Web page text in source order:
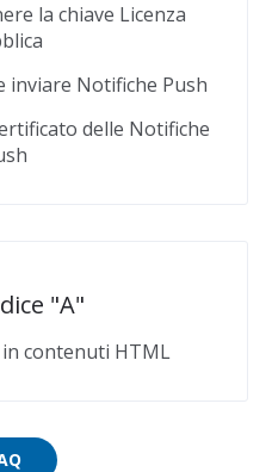
la chiave Licenza
inviare Notifiche Push
delle Notifiche
"A"
contenuti HTML